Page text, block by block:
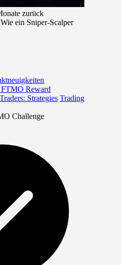
zurück
ein Sniper-Scalper
Reward
Strategies Trading
Challenge